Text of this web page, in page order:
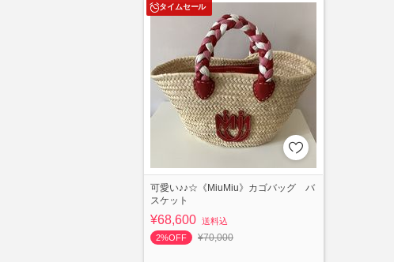
タイムセール
可愛い♪♪☆《MiuMiu》カゴバッグ バ
スケット
¥68,600 送料込
2%OFF
¥70,000